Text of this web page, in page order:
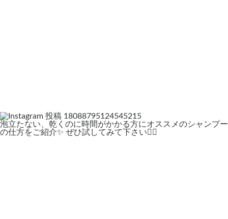
泡立たない、乾くのに時間がかかる方にオススメのシャンプー
の仕方をご紹介✨ ぜひ試してみて下さい🙇‍♀